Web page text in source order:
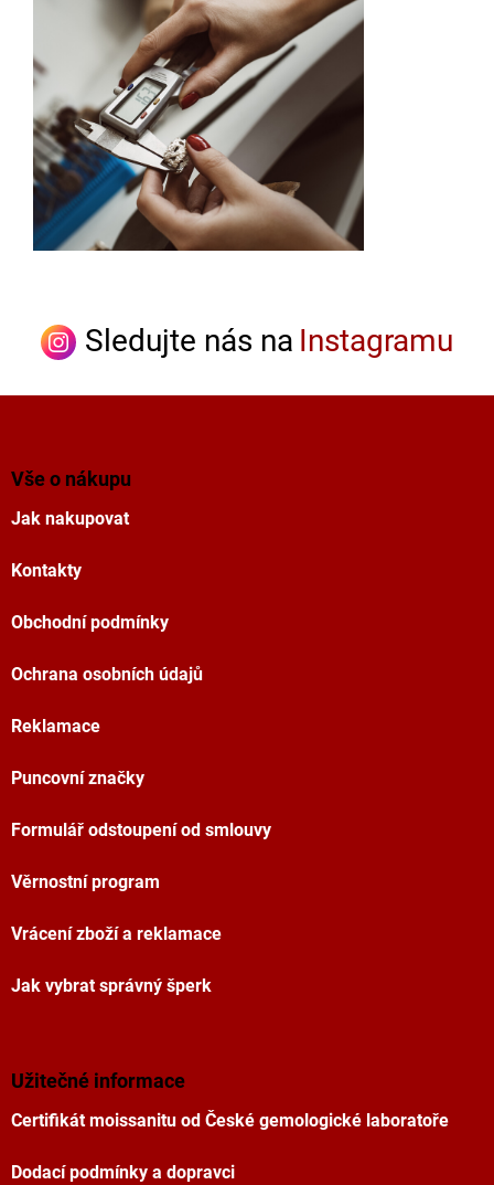
Sledujte nás na Instagramu
Vše o nákupu
Jak nakupovat
Kontakty
Obchodní podmínky
Ochrana osobních údajů
Reklamace
Puncovní značky
Formulář odstoupení od smlouvy
Věrnostní program
Vrácení zboží a reklamace
Jak vybrat správný šperk
Užitečné informace
Certifikát moissanitu od České gemologické laboratoře
Dodací podmínky a dopravci